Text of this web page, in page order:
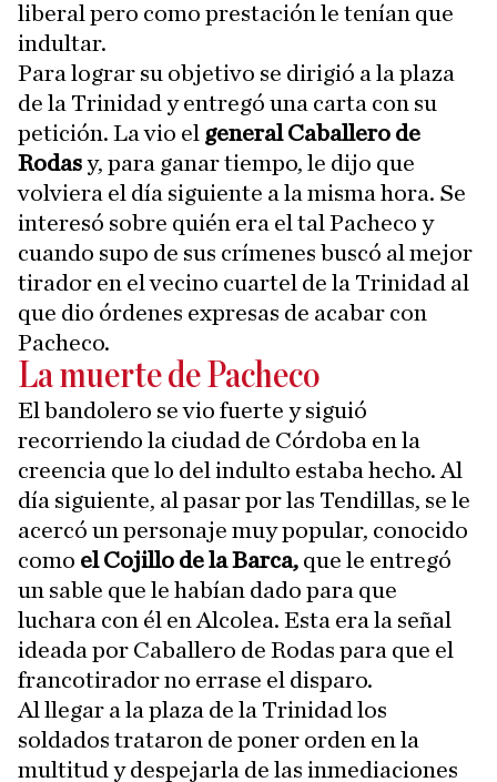
liberal pero como prestación le tenían que
indultar.
Para lograr su objetivo se dirigió a la plaza
de la Trinidad y entregó una carta con su
petición. La vio el general Caballero de
Rodasy, para ganar tiempo, le dijo que
volviera el día siguiente a la misma hora. Se
interesó sobre quién era el tal Pacheco y
cuando supo de sus crímenes buscó al mejor
tirador en el vecino cuartel de la Trinidad al
que dio órdenes expresas de acabar con
Pacheco.
La muerte de Pacheco
El bandolero se vio fuerte y siguió
recorriendo la ciudad de Córdoba en la
creencia que lo del indulto estaba hecho. Al
día siguiente, al pasar por las Tendillas, se le
acercó un personaje muy popular, conocido
como el Cojillo de la Barca, que le entregó
un sable que le habían dado para que
luchara con él en Alcolea. Esta era la señal
ideada por Caballero de Rodas para que el
francotirador no errase el disparo.
Al llegar a la plaza de la Trinidad los
soldados trataron de poner orden en la
multitud y despejarla de las inmediaciones